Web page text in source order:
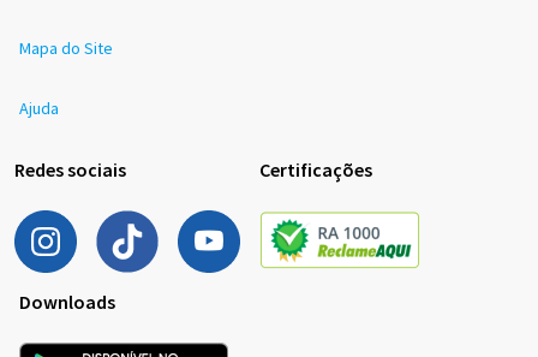
Mapa do Site
Ajuda
Redes sociais Certificações
Downloads